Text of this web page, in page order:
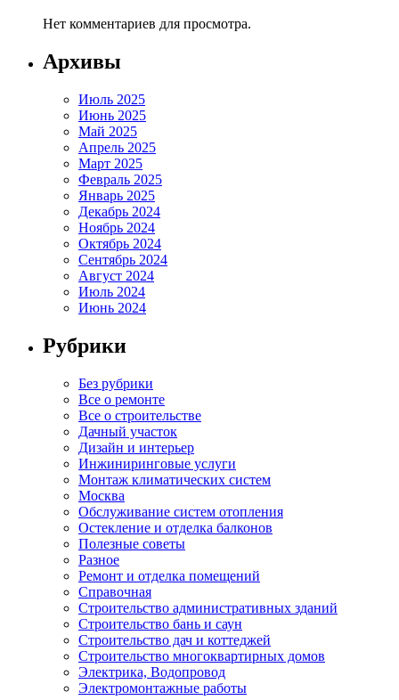
Нет комментариев для просмотра.
Архивы
Июль 2025
Июнь 2025
Май 2025
Апрель 2025
Март 2025
Февраль 2025
Январь 2025
Декабрь 2024
Ноябрь 2024
Октябрь 2024
Сентябрь 2024
Август 2024
Июль 2024
Июнь 2024
Рубрики
Без рубрики
Все о ремонте
Все о строительстве
Дачный участок
Дизайн и интерьер
Инжиниринговые услуги
Монтаж климатических систем
Москва
Обслуживание систем отопления
Остекление и отделка балконов
Полезные советы
Разное
Ремонт и отделка помещений
Справочная
Строительство административных зданий
Строительство бань и саун
Строительство дач и коттеджей
Строительство многоквартирных домов
Электрика, Водопровод
Электромонтажные работы